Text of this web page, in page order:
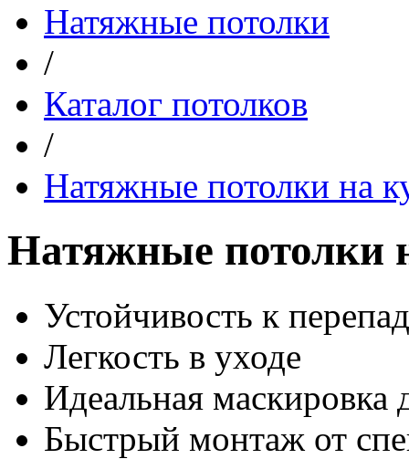
Натяжные потолки
/
Каталог потолков
/
Натяжные потолки на
Натяжные потолки
Устойчивость к
Легкость в уходе
Идеальная маскировка
Быстрый монтаж от